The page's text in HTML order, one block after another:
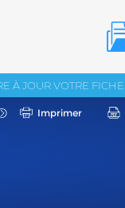
À JOUR VOTRE FICHE
Imprimer